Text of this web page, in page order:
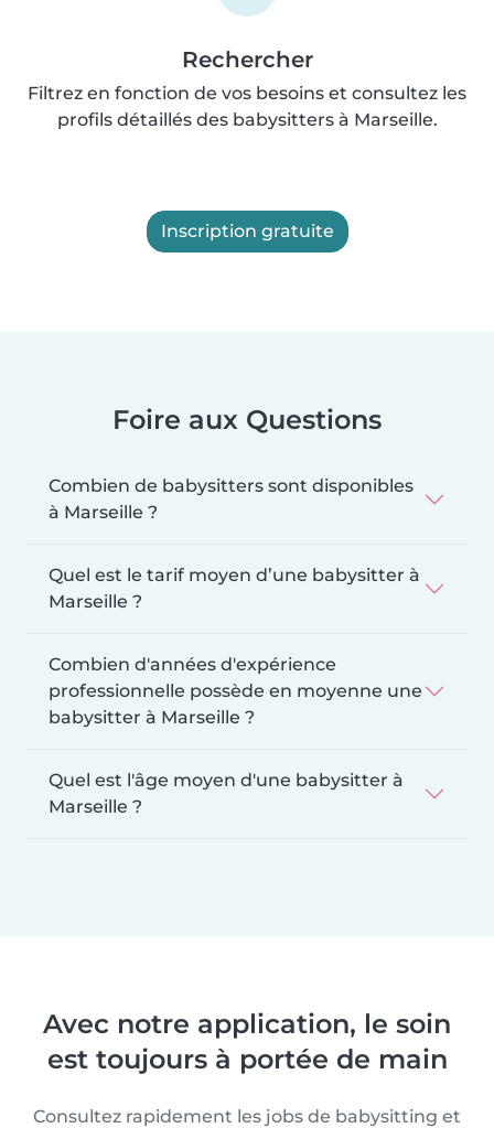
Rechercher
Filtrez en fonction de vos besoins et consultez les
profils détaillés des babysitters à Marseille.
Inscription gratuite
Foire aux Questions
Combien de babysitters sont disponibles
à Marseille ?
Quel est le tarif moyen d’une babysitter à
Marseille ?
Combien d'années d'expérience
professionnelle possède en moyenne une
babysitter à Marseille ?
Quel est l'âge moyen d'une babysitter à
Marseille ?
Avec notre application, le soin
est toujours à portée de main
Consultez rapidement les jobs de babysitting et